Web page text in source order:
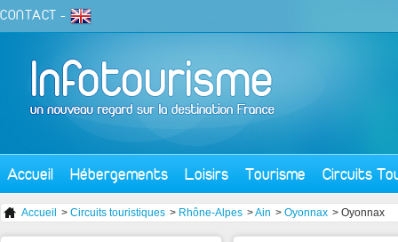
CONTACT -
Accueil Hébergements Loisirs Tourisme Circuits
Accueil > Circuits touristiques > Rhône-Alpes >Ain > Oyonnax > Oyonnax